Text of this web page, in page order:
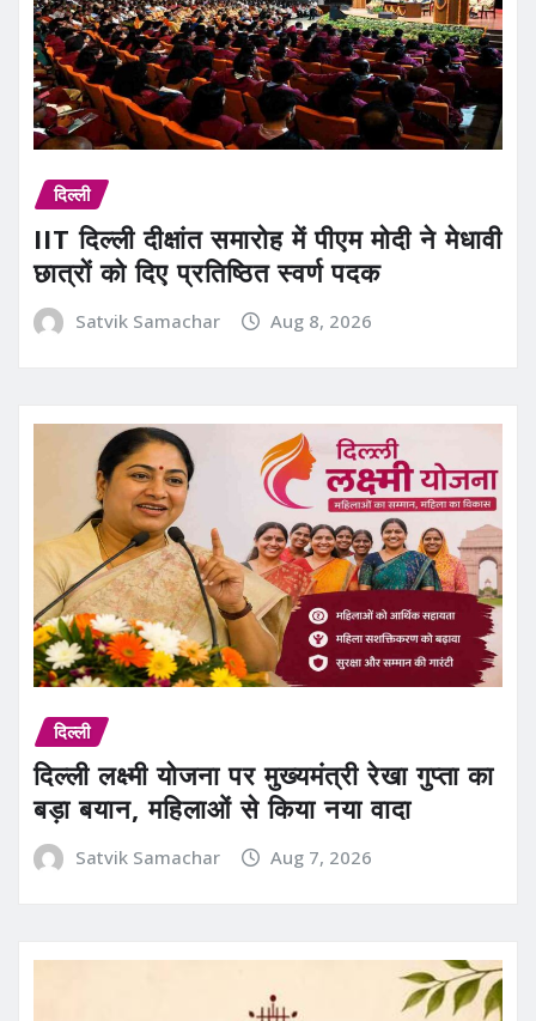
दिल्ली
IIT दिल्ली दीक्षांत समारोह में पीएम मोदी ने मेधावी
छात्रों को दिए प्रतिष्ठित स्वर्ण पदक
Satvik Samachar Aug 8, 2026
दिल्ली
दिल्ली लक्ष्मी योजना पर मुख्यमंत्री रेखा गुप्ता का
बड़ा बयान, महिलाओं से किया नया वादा
Satvik Samachar Aug 7, 2026